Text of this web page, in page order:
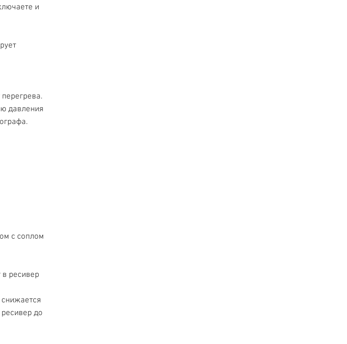
и
давления
с соплом
ресивер
до